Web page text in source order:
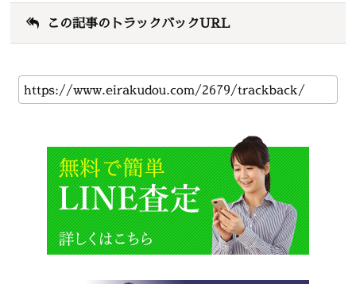
この記事のトラックバックURL